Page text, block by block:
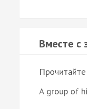
Вместе с
A group of